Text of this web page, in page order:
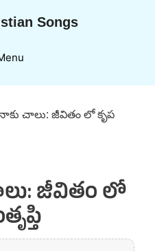
Songs
చాలు: జీవితం లో కృప
జీవితం లో